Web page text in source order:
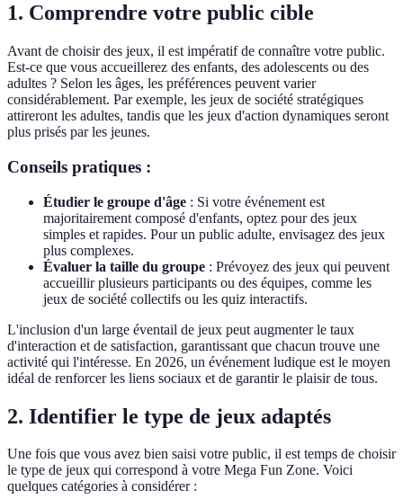
1. Comprendre votre public cible
Avant de choisir des jeux, il est impératif de connaître votre public.
Est-ce que vous accueillerez des enfants, des adolescents ou des
adultes ? Selon les âges, les préférences peuvent varier
considérablement. Par exemple, les jeux de société stratégiques
attireront les adultes, tandis que les jeux d'action dynamiques seront
plus prisés par les jeunes.
Conseils pratiques :
Étudier le groupe d'âge : Si votre événement est
majoritairement composé d'enfants, optez pour des jeux
simples et rapides. Pour un public adulte, envisagez des jeux
plus complexes.
Évaluer la taille du groupe : Prévoyez des jeux qui peuvent
accueillir plusieurs participants ou des équipes, comme les
jeux de société collectifs ou les quiz interactifs.
L'inclusion d'un large éventail de jeux peut augmenter le taux
d'interaction et de satisfaction, garantissant que chacun trouve une
activité qui l'intéresse. En 2026, un événement ludique est le moyen
idéal de renforcer les liens sociaux et de garantir le plaisir de tous.
2. Identifier le type de jeux adaptés
Une fois que vous avez bien saisi votre public, il est temps de choisir
le type de jeux qui correspond à votre Mega Fun Zone. Voici
quelques catégories à considérer :